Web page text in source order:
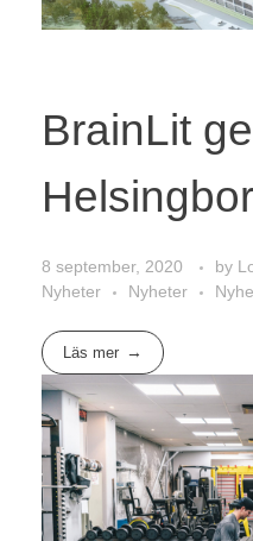
BrainLit
8 september, 2020 by
Nyheter
Nyheter
Läs mer